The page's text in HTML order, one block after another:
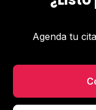
Agenda tu